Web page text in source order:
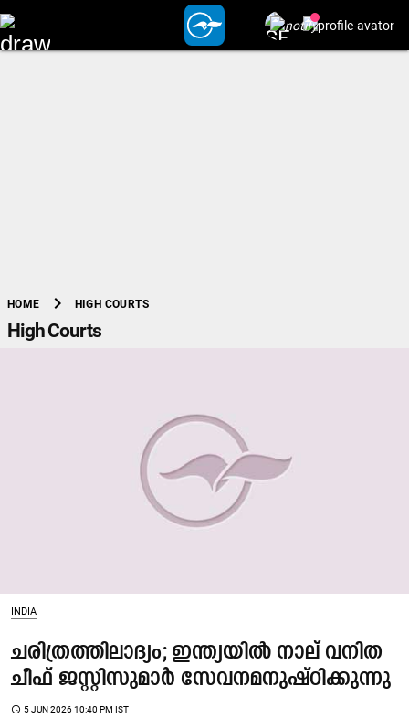
HOME chevron_right HIGH COURTS
High Courts
INDIA
ചരിത്രത്തിലാദ്യം; ഇന്ത്യയിൽ നാല് വനിത
ചീഫ് ജസ്റ്റിസുമാർ സേ​വ​ന​മ​നു​ഷ്ഠി​ക്കു​ന്നു
access_time 5 JUN 2026 10:40 PM IST